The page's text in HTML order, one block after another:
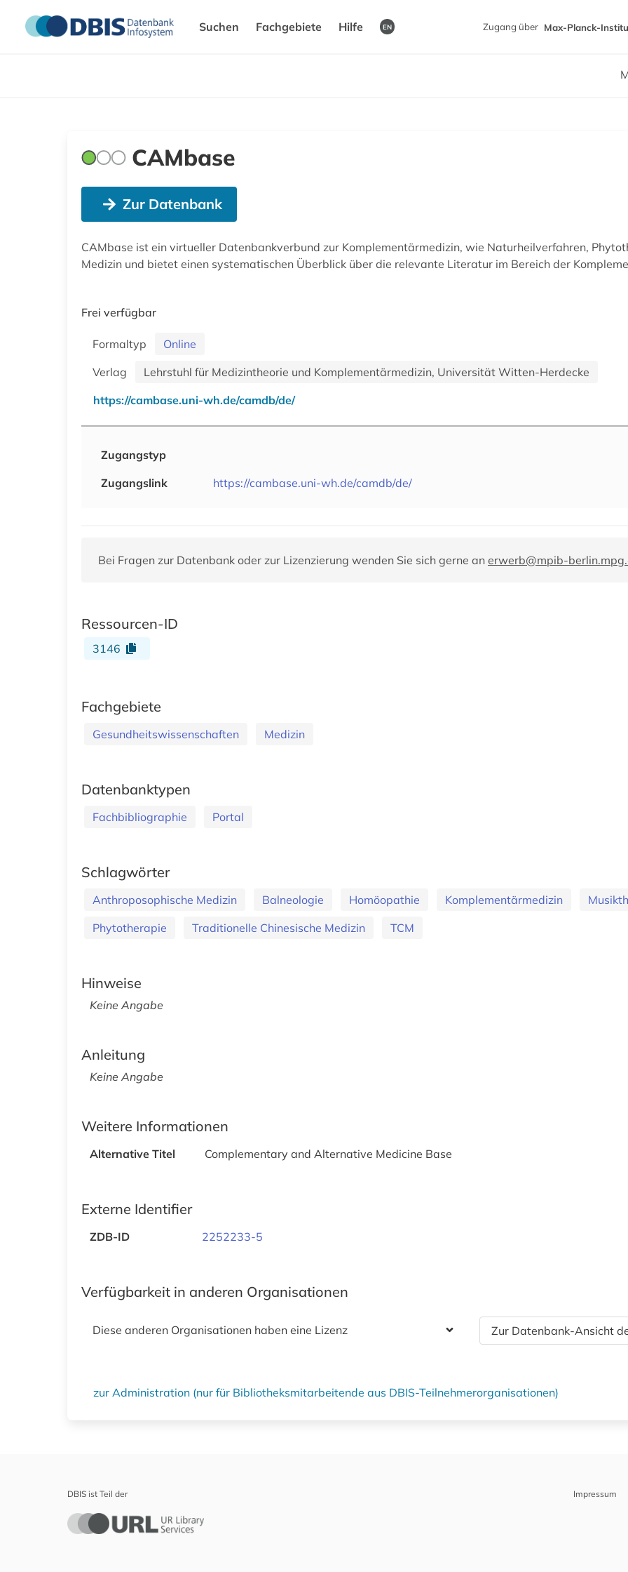
Suchen Fachgebiete Hilfe EN Zugang über Max-Planck-
CAMbase
Zur Datenbank
CAMbase ist ein virtueller Datenbankverbund zur Komplementärmedizin, wie Naturheilverfahren,
Medizin und bietet einen systematischen Überblick über die relevante Literatur im Bereich der
Frei verfügbar
Formaltyp
Online
Verlag
Lehrstuhl für Medizintheorie und Komplementärmedizin, Universität Witten-Herdecke
https://cambase.uni-wh.de/camdb/de/
Zugangstyp
Zugangslink
https://cambase.uni-wh.de/camdb/de/
Bei Fragen zur Datenbank oder zur Lizenzierung wenden Sie sich gerne an erwerb@mpib-
Ressourcen-ID
3146
Fachgebiete
Gesundheitswissenschaften Medizin
Datenbanktypen
Fachbibliographie Portal
Schlagwörter
Anthroposophische Medizin Balneologie Homöopathie Komplementärmedizin
Phytotherapie
Traditionelle Chinesische Medizin TCM
Hinweise
Keine Angabe
Anleitung
Keine Angabe
Weitere Informationen
Alternative Titel Complementary and Alternative Medicine Base
Externe Identifier
ZDB-ID 2252233-5
Verfügbarkeit in anderen Organisationen
Diese anderen Organisationen haben eine Lizenz Zur Datenbank-Ansicht
zur Administration (nur für Bibliotheksmitarbeitende aus DBIS-Teilnehmerorganisationen)
DBIS ist Teil der Impressum